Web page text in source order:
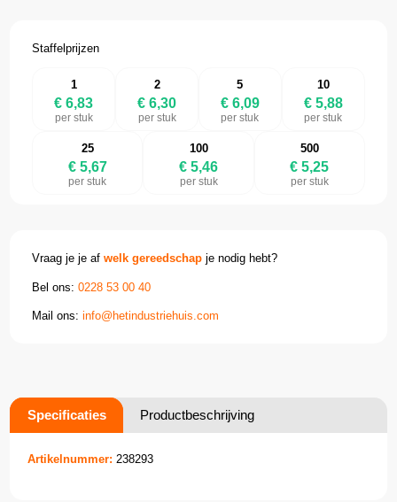
Staffelprijzen
1
€ 6,83
per stuk
2
€ 6,30
per stuk
5
€ 6,09
per stuk
10
€ 5,88
per stuk
25
€ 5,67
per stuk
100
€ 5,46
per stuk
500
€ 5,25
per stuk
Vraag je je afwelk gereedschap je nodig hebt?
Bel ons:0228 53 00 40
Mail ons:info@hetindustriehuis.com
Specificaties Productbeschrijving
Artikelnummer: 238293